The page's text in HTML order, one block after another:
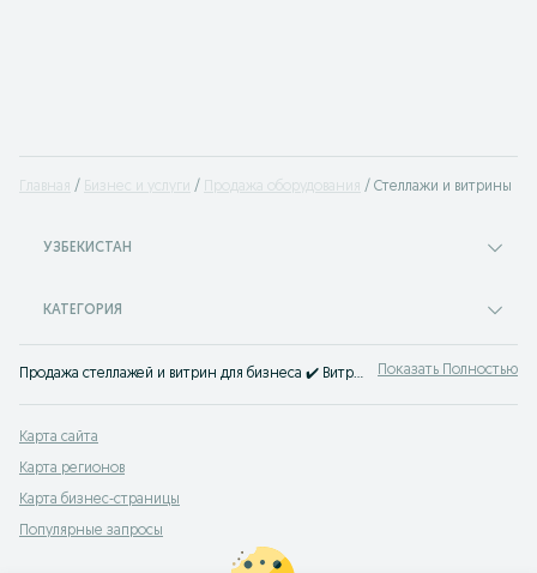
Главная Бизнес и услуги Продажа оборудования Стеллажи и витрины
УЗБЕКИСТАН
КАТЕГОРИЯ
Продажа стеллажей и витрин для бизнеса ✔️ Витрины для магазинов, холодильные витрины, стеллажи для склада и многое другое ☝ Начать свой бизнес просто с OLX.uz! Показать Полностью
Карта сайта
Карта регионов
Карта бизнес-страницы
Популярные запросы